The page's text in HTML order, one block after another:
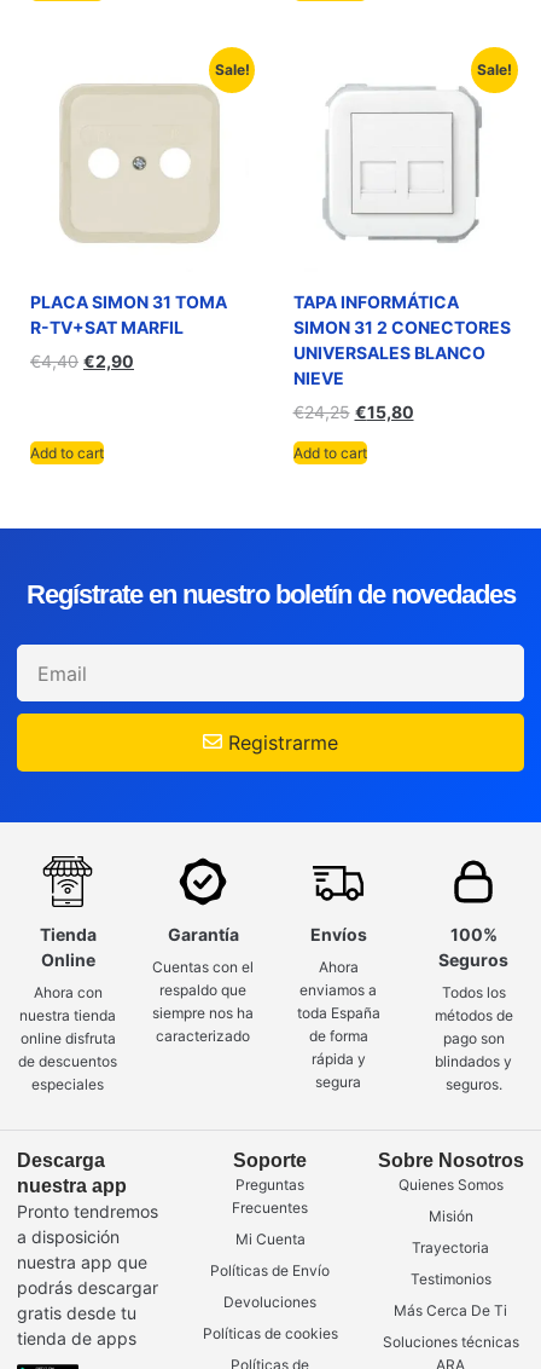
Sale!
PLACA SIMON 31 TOMA
R-TV+SAT MARFIL
€4,40 €2,90
Add to cart
Sale!
TAPA INFORMÁTICA
SIMON 31 2 CONECTORES
UNIVERSALES BLANCO
NIEVE
€24,25 €15,80
Add to cart
Regístrate en nuestro boletín de novedades
Registrarme
Tienda
Online
Ahora con
nuestra tienda
online disfruta
de descuentos
especiales
Garantía
Cuentas con el
respaldo que
siempre nos ha
caracterizado
Envíos
Ahora
enviamos a
toda España
de forma
rápida y
segura
100%
Seguros
Todos los
métodos de
pago son
blindados y
seguros.
Descarga
nuestra app
Pronto tendremos
a disposición
nuestra app que
podrás descargar
gratis desde tu
tienda de apps
Soporte
Preguntas
Frecuentes
Mi Cuenta
Políticas de Envío
Devoluciones
Políticas de cookies
Políticas de
Sobre Nosotros
Quienes Somos
Misión
Trayectoria
Testimonios
Más Cerca De Ti
Soluciones técnicas
ARA